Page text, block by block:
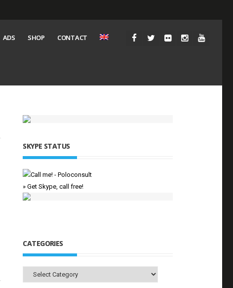
ADS SHOP CONTACT
SKYPE STATUS
» Get Skype, call free!
CATEGORIES
Categories